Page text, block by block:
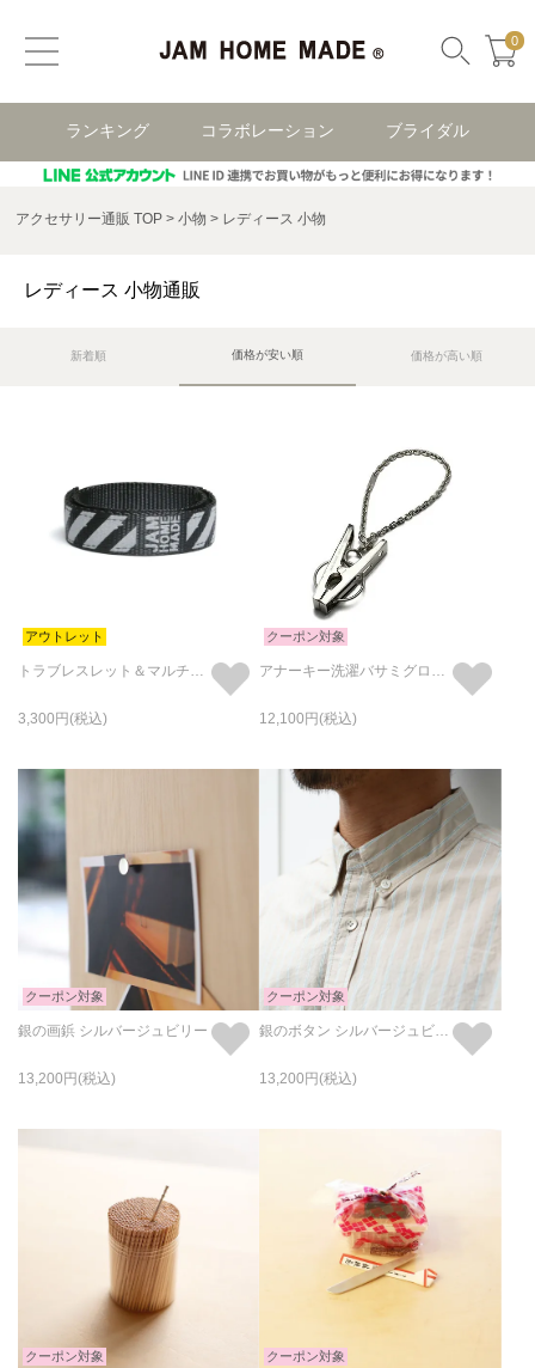
0
ランキング コラボレーション ブライダル
アクセサリー通販 TOP 小物 レディース 小物
レディース 小物通販
価格が安い順 価格が高い順
新着順
アウトレット
トラブレスレット＆マルチバンド
3,300
クーポン対象
アナーキー洗濯バサミグローブホルダー-メタル(真鍮)/キーホルダー・キーチェーン
12,100
クーポン対象
銀の画鋲 シルバージュビリー
13,200
クーポン対象
銀のボタン シルバージュビリー
13,200
クーポン対象 クーポン対象